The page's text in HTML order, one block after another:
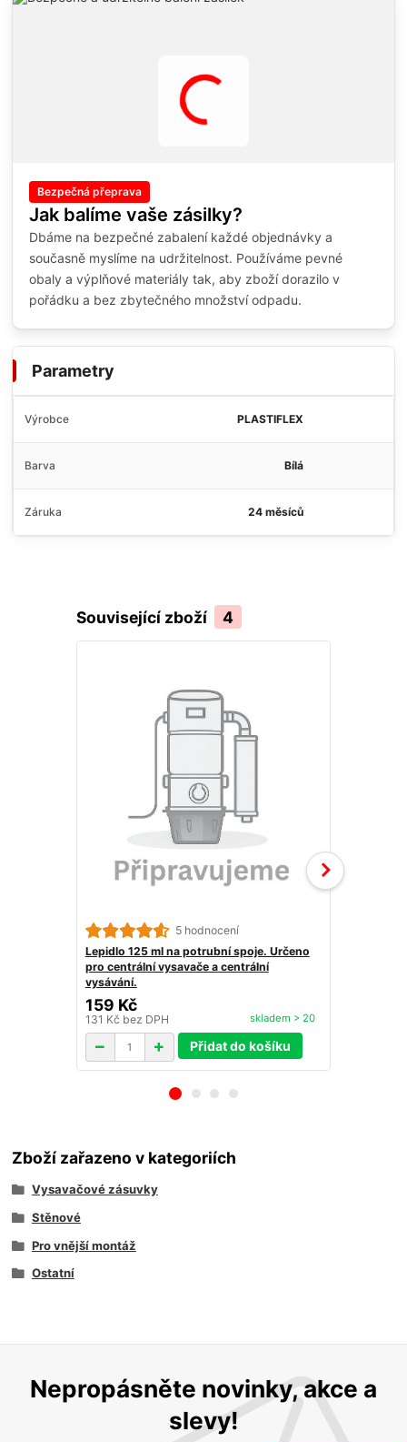
Bezpečná přeprava
Jak balíme vaše zásilky?
Dbáme na bezpečné zabalení každé objednávky a
současně myslíme na udržitelnost. Používáme pevné
obaly a výplňové materiály tak, aby zboží dorazilo v
pořádku a bez zbytečného množství odpadu.
Parametry
Výrobce PLASTIFLEX
Barva Bílá
Záruka 24 měsíců
Související zboží 4
5 hodnocení
Lepidlo 125 ml na potrubní spoje. Určeno
pro centrální vysavače a centrální
vysávání.
159 Kč
131 Kč bez DPH skladem > 20
Přidat do košíku
Zboží zařazeno v kategoriích
Vysavačové zásuvky
Stěnové
Pro vnější montáž
Ostatní
Nepropásněte novinky, akce a
slevy!